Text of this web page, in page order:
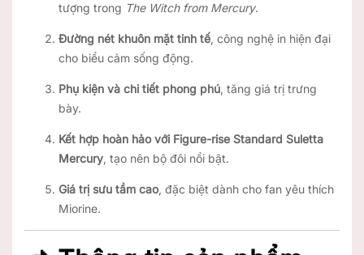
tượng trong The Witch from Mercury.
Đường nét khuôn mặt tinh tế, công nghệ in hiện đại
cho biểu cảm sống động.
Phụ kiện và chi tiết phong phú, tăng giá trị trưng
bày.
Kết hợp hoàn hảo với Figure-rise Standard Suletta
Mercury, tạo nên bộ đôi nổi bật.
Giá trị sưu tầm cao, đặc biệt dành cho fan yêu thích
Miorine.